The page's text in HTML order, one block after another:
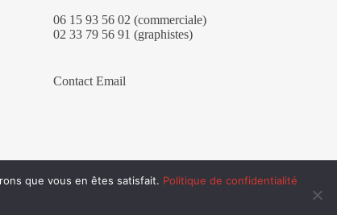
06 15 93 56 02 (commerciale)
02 33 79 56 91 (graphistes)
Contact Email
que vous en êtes satisfait. Politique de confidentialité